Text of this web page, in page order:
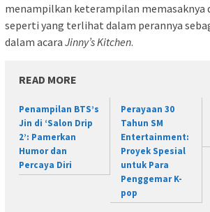
menampilkan keterampilan memasaknya
seperti yang terlihat dalam perannya
dalam acara Jinny’s Kitchen.
READ MORE
Penampilan BTS’s
Jin di ‘Salon Drip
2’: Pamerkan
Humor dan
Percaya Diri
Perayaan 30
Tahun SM
Entertainment:
Proyek Spesial
untuk Para
Penggemar K-
pop